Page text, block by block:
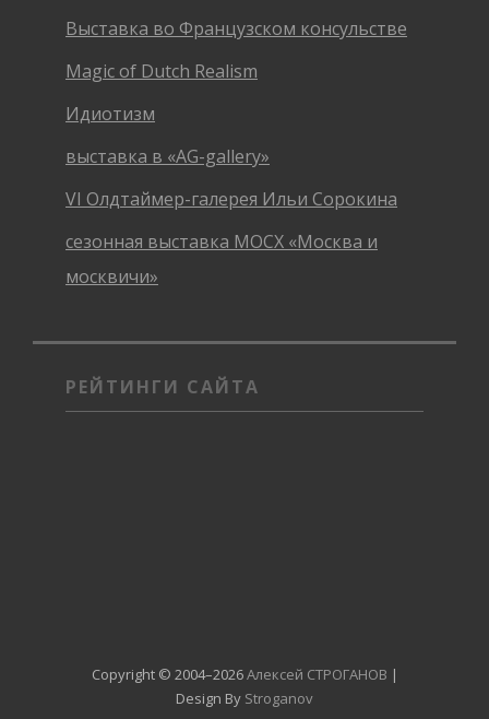
Выставка во Французском консульстве
Magic of Dutch Realism
Идиотизм
выставка в «AG-gallery»
VI Олдтаймер-галерея Ильи Сорокина
сезонная выставка МОСХ «Москва и
москвичи»
РЕЙТИНГИ САЙТА
Copyright © 2004–2026Алексей СТРОГАНОВ |
Design By Stroganov